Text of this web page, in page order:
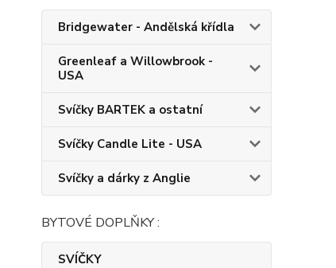
Bridgewater - Andělská křídla
Greenleaf a Willowbrook -
USA
Svíčky BARTEK a ostatní
Svíčky Candle Lite - USA
Svíčky a dárky z Anglie
BYTOVÉ DOPLŇKY :
SVÍČKY